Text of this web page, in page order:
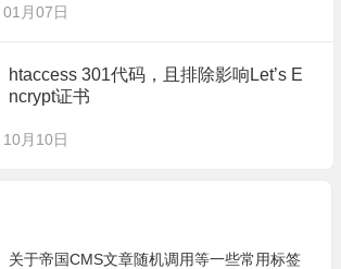
01月07日
htaccess 301代码，且排除影响Let’s E
ncrypt证书
10月10日
关于帝国CMS文章随机调用等一些常用标签